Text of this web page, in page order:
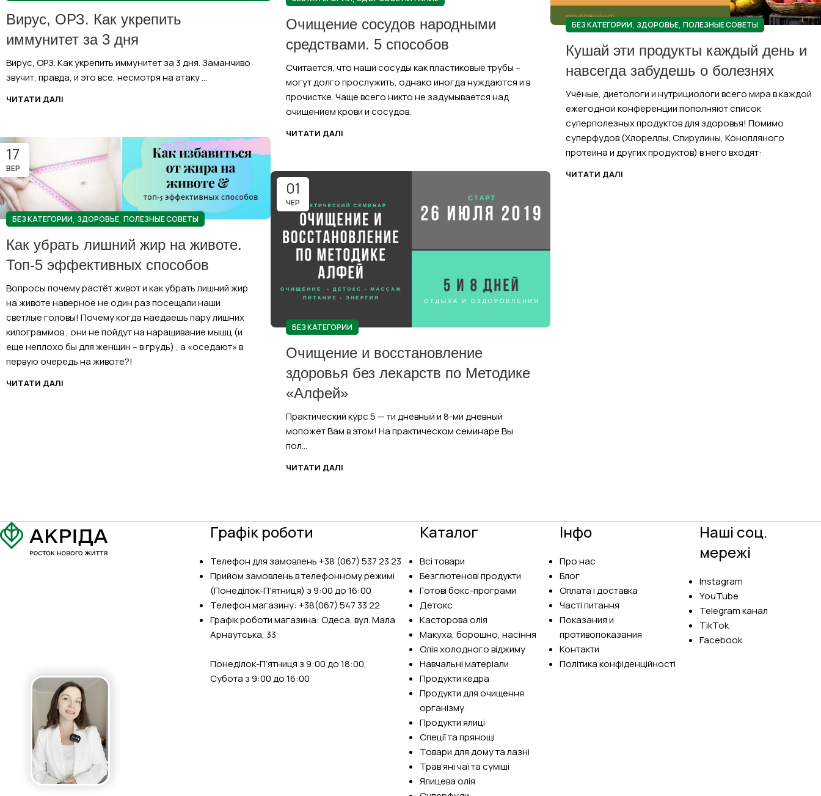
Вирус, ОРЗ. Как укрепить
иммунитет за 3 дня
Вирус, ОРЗ. Как укрепить иммунитет за 3 дня. Заманчиво
звучит, правда, и это все, несмотря на атаку ...
ЧИТАТИ ДАЛІ
Очищение сосудов народными
средствами. 5 способов
Считается, что наши сосуды как пластиковые трубы –
могут долго прослужить, однако иногда нуждаются и в
прочистке. Чаще всего никто не задумывается над
очищением крови и сосудов.
ЧИТАТИ ДАЛІ
БЕЗ КАТЕГОРИИ, ЗДОРОВЬЕ, ПОЛЕЗНЫЕ СОВЕТЫ
Кушай эти продукты каждый день и
навсегда забудешь о болезнях
Учёные, диетологи и нутрициологи всего мира в каждой
ежегодной конференции пополняют список
суперполезных продуктов для здоровья! Помимо
суперфудов (Хлореллы, Спирулины, Конопляного
протеина и других продуктов) в него входят:
ЧИТАТИ ДАЛІ
17
ВЕР
БЕЗ КАТЕГОРИИ, ЗДОРОВЬЕ, ПОЛЕЗНЫЕ СОВЕТЫ
Как убрать лишний жир на животе.
Топ-5 эффективных способов
Вопросы почему растёт живот и как убрать лишний жир
на животе наверное не один раз посещали наши
светлые головы! Почему когда наедаешь пару лишних
килограммов , они не пойдут на наращивание мышц (и
еще неплохо бы для женщин – в грудь) , а «оседают» в
первую очередь на животе?!
ЧИТАТИ ДАЛІ
01
ЧЕР
БЕЗ КАТЕГОРИИ
Очищение и восстановление
здоровья без лекарств по Методике
«Алфей»
Практический курс 5 — ти дневный и 8-ми дневный
мопожет Вам в этом! На практическом семинаре Вы
пол...
ЧИТАТИ ДАЛІ
Графік роботи
Телефон для замовлень+38 (067) 537 23 23
Прийом замовлень в телефонному режимі
(Понеділок-П’ятниця) з 9:00 до 16:00
Телефон магазину: +38(067) 547 33 22
Графік роботи магазина: Одеса, вул. Мала
Арнаутська, 33
Понеділок-П’ятниця з 9:00 до 18:00,
Субота з 9:00 до 16:00
Каталог
Всі товари
Безглютенові продукти
Готові бокс-програми
Детокс
Касторова олія
Макуха, борошно, насіння
Олія холодного віджиму
Навчальні матеріали
Продукти кедра
Продукти для очищення
організму
Продукти ялиці
Спеції та прянощі
Товари для дому та лазні
Трав’яні чаї та суміші
Ялицева олія
Інфо
Про нас
Блог
Оплата і доставка
Часті питання
Показания и
противопоказания
Контакти
Політика конфіденційності
Наші соц.
мережі
Instagram
YouTube
Telegram канал
TikTok
Facebook